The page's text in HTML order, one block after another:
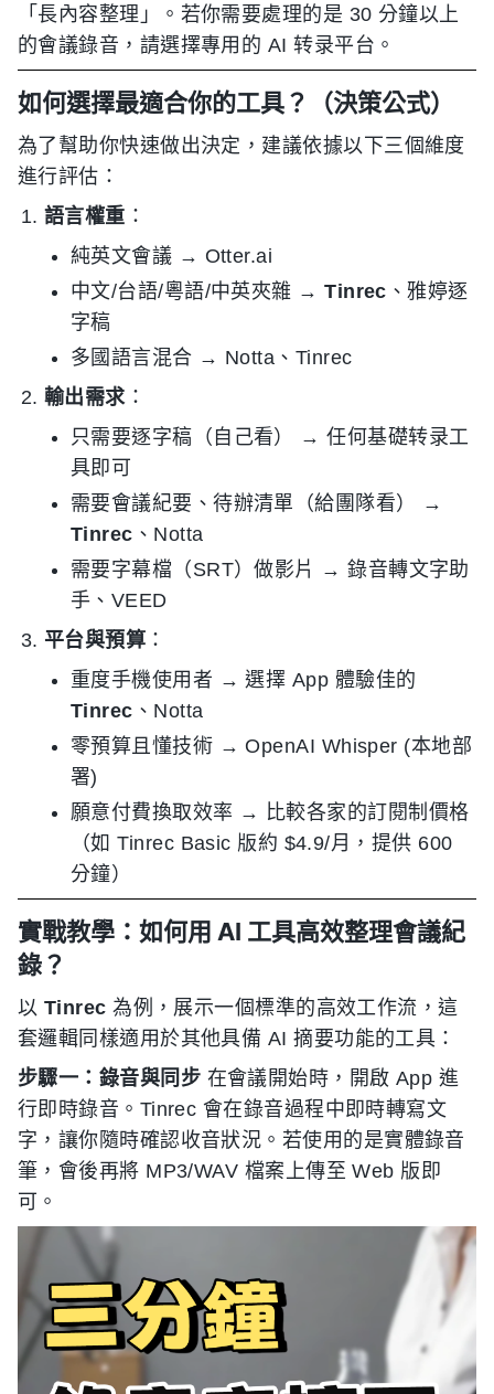
「長內容整理」。若你需要處理的是 30 分鐘以上
的會議錄音，請選擇專用的 AI 转录平台。
如何選擇最適合你的工具？（決策公式）
為了幫助你快速做出決定，建議依據以下三個維度
進行評估：
語言權重 ：
純英文會議 → Otter.ai
中文/台語/粵語/中英夾雜 →Tinrec 、雅婷逐
字稿
多國語言混合 → Notta、Tinrec
輸出需求：
只需要逐字稿（自己看） → 任何基礎转录工
具即可
需要會議紀要、待辦清單（給團隊看） →
Tinrec 、Notta
需要字幕檔（SRT）做影片 → 錄音轉文字助
手、VEED
平台與預算 ：
重度手機使用者 → 選擇 App 體驗佳的
Tinrec 、Notta
零預算且懂技術 → OpenAI Whisper (本地部
署)
願意付費換取效率 → 比較各家的訂閱制價格
（如 Tinrec Basic 版約 $4.9/月，提供 600
分鐘）
實戰教學：如何用 AI 工具高效整理會議紀
錄？
以 Tinrec 為例，展示一個標準的高效工作流，這
套邏輯同樣適用於其他具備 AI 摘要功能的工具：
步驟一：錄音與同步 在會議開始時，開啟 App 進
行即時錄音。Tinrec 會在錄音過程中即時轉寫文
字，讓你隨時確認收音狀況。若使用的是實體錄音
筆，會後再將 MP3/WAV 檔案上傳至 Web 版即
可。